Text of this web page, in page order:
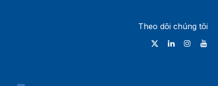
Theo dõi chúng tôi